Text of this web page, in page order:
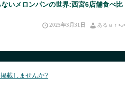
いメロンパンの世界:西宮6店舗食べ比
2025年3月31日 あるａｒ•⁠ᴗ⁠•⁠
載しませんか?